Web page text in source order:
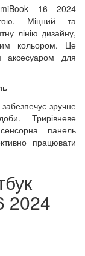
16 2024
Міцний та
лінію дизайну,
кольором. Це
аксесуаром для
зручне
Трирівневе
панель
працювати
2024